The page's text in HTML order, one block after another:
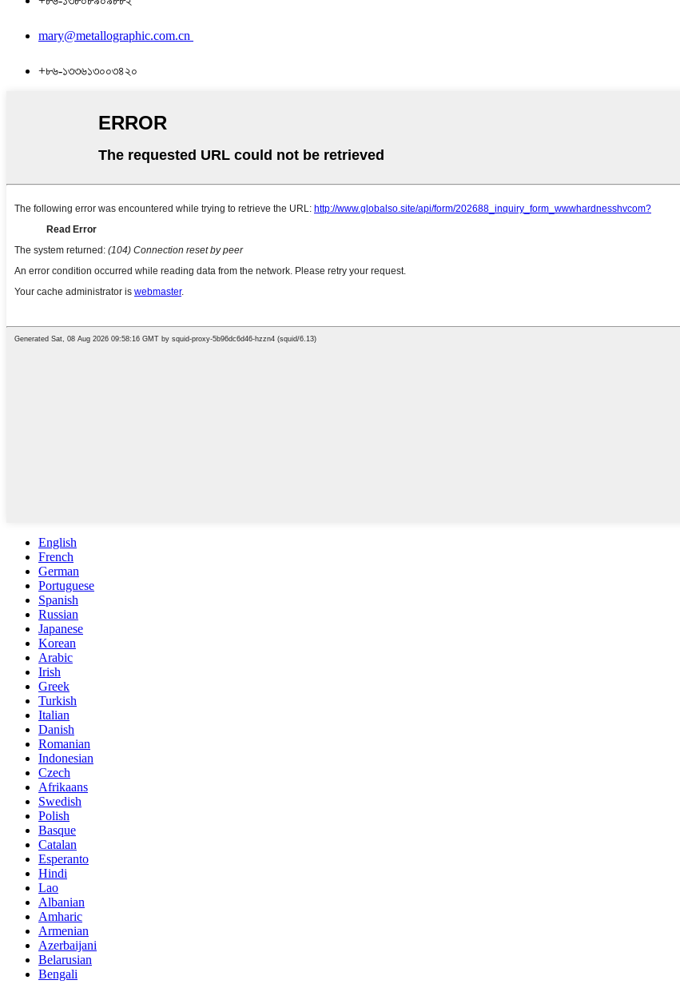
mary@metallographic.com.cn
+৮৬-১৩৩৬১৩০০৩৪২০
English
French
German
Portuguese
Spanish
Russian
Japanese
Korean
Arabic
Irish
Greek
Turkish
Italian
Danish
Romanian
Indonesian
Czech
Afrikaans
Swedish
Polish
Basque
Catalan
Esperanto
Hindi
Lao
Albanian
Amharic
Armenian
Azerbaijani
Belarusian
Bengali